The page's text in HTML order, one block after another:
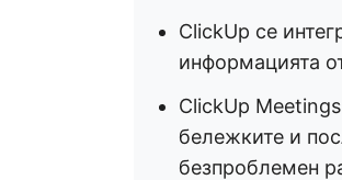
ClickUp се
информацията
ClickUp
бележките и
безпроблемен